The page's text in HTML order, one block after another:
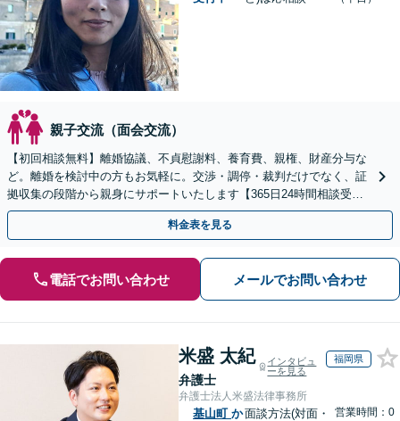
親子交流（面会交流）
【初回相談無料】離婚協議、不貞慰謝料、養育費、親権、財産分与な
ど。離婚を検討中の方もお気軽に。交渉・調停・裁判だけでなく、証
拠収集の段階から親身にサポートいたします【365日24時間相談受
付】【赤坂駅3分】【男女の弁護士が在籍】
料金表を見る
電話でお問い合わせ メールでお問い合わせ
米盛 太紀
弁護士
インタビュ
ーを見る
福岡県
弁護士法人米盛法律事務所
基山町 か面談方法(対面・
営業時間：0